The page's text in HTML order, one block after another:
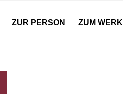
ZUR PERSON ZUM WERK